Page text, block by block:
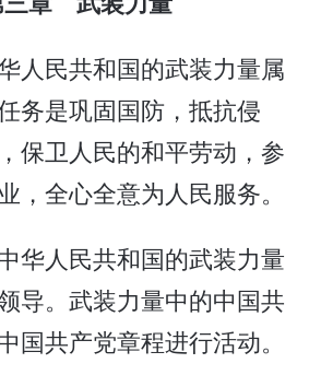
民共和国的武装力量属
务是巩固国防，抵抗侵
保卫人民的和平劳动，参
，全心全意为人民服务。
人民共和国的武装力量
导。武装力量中的中国共
国共产党章程进行活动。